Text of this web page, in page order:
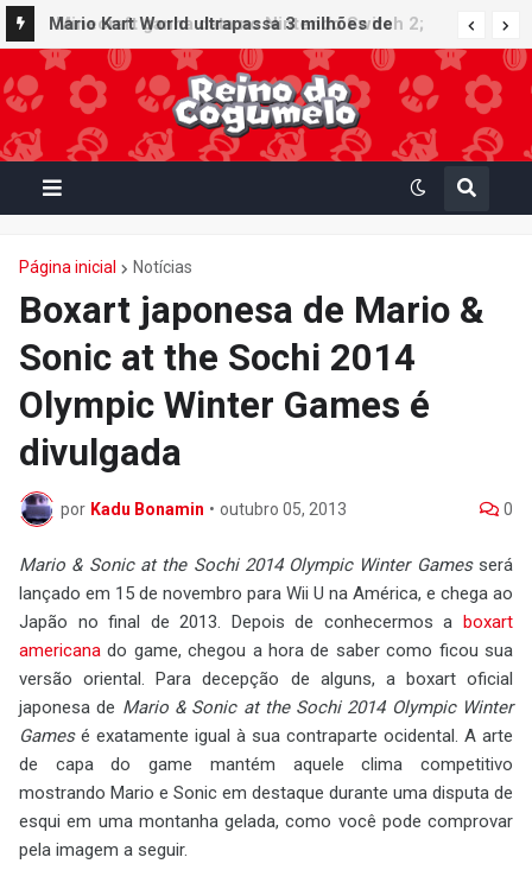
Mario Kart World ultrapassa 3 milhões de
unidades vendidas no Japão e figura no top 30
da Famitsu
Minecraft ganha data no Nintendo Switch 2;
Super Mario Mash-Up receberá atualização
gráfica exclusiva
Página inicial Notícias
Boxart japonesa de Mario &
Sonic at the Sochi 2014
Olympic Winter Games é
divulgada
por Kadu Bonamin • outubro 05, 2013 0
Mario & Sonic at the Sochi 2014 Olympic Winter Gamesserá
lançado em 15 de novembro para Wii U na América, e chega ao
Japão no final de 2013. Depois de conhecermos a boxart
americana do game, chegou a hora de saber como ficou sua
versão oriental. Para decepção de alguns, a boxart oficial
japonesa de Mario & Sonic at the Sochi 2014 Olympic Winter
Gamesé exatamente igual à sua contraparte ocidental. A arte
de capa do game mantém aquele clima competitivo
mostrando Mario e Sonic em destaque durante uma disputa de
esqui em uma montanha gelada, como você pode comprovar
pela imagem a seguir.